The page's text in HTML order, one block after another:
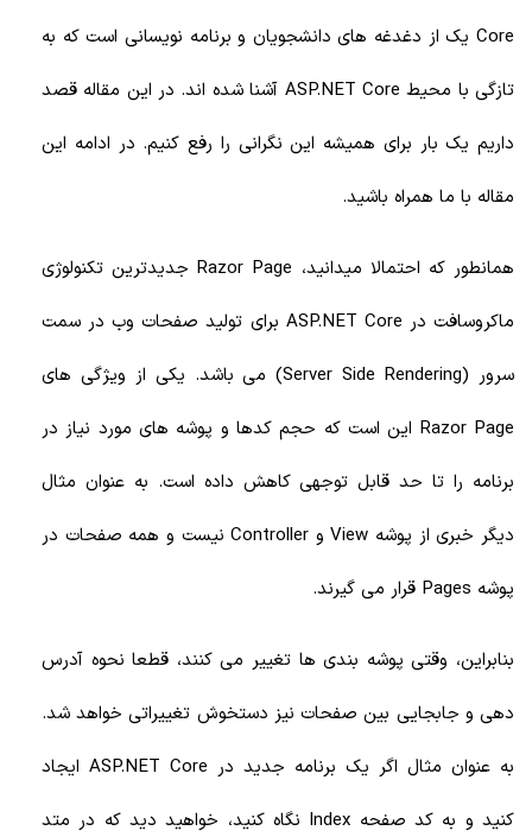
Core یک از دغدغه های دانشجویان و برنامه نویسانی است که به
تازگی با محیط ASP.NET Core آشنا شده اند. در این مقاله قصد
داریم یک بار برای همیشه این نگرانی را رفع کنیم. در ادامه این
مقاله با ما همراه باشید.
همانطور که احتمالا میدانید، Razor Page جدیدترین تکنولوژی
ماکروسافت در ASP.NET Core برای تولید صفحات وب در سمت
سرور (Server Side Rendering) می باشد. یکی از ویژگی های
Razor Page این است که حجم کدها و پوشه های مورد نیاز در
برنامه را تا حد قابل توجهی کاهش داده است. به عنوان مثال
دیگر خبری از پوشه View و Controller نیست و همه صفحات در
پوشه Pages قرار می گیرند.
بنابراین، وقتی پوشه بندی ها تغییر می کنند، قطعا نحوه آدرس
دهی و جابجایی بین صفحات نیز دستخوش تغییراتی خواهد شد.
به عنوان مثال اگر یک برنامه جدید در ASP.NET Core ایجاد
کنید و به کد صفحه Index نگاه کنید، خواهید دید که در متد